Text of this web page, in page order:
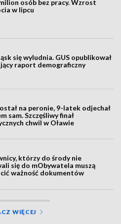
osób bez pracy. Wzrost
w lipcu
się wyludnia. GUS opublikował
raport demograficzny
na peronie, 9-latek odjechał
sam. Szczęśliwy finał
chwil w Oławie
którzy do środy nie
się do mObywatela muszą
ważność dokumentów
WIĘCEJ